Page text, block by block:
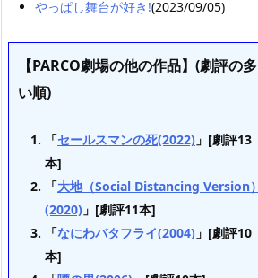
やっぱし舞台が好き!(2023/09/05)
【PARCO劇場の他の作品】(劇評の多
い順)
「セールスマンの死(2022) 」[劇評13
本]
「大地（Social Distancing Version）
(2020) 」[劇評11本]
「なにわバタフライ(2004) 」[劇評10
本]